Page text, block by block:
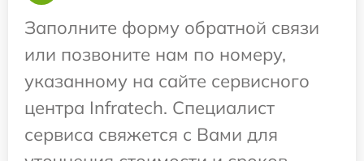
Заполните форму обратной связи
или позвоните нам по номеру,
указанному на сайте сервисного
центра Infratech. Специалист
сервиса свяжется с Вами для